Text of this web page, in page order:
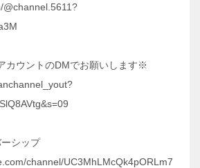
カウントのDMでお願いします※
シップ
channel/UC3MhLMcQk4pORLm7